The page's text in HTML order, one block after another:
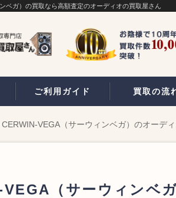
ベガ）の買取なら高額査定のオーディオの買取屋さん
ご利用ガイド 買取の流
CERWIN-VEGA（サーウィンベガ）のオーデ
（サーウィンベ